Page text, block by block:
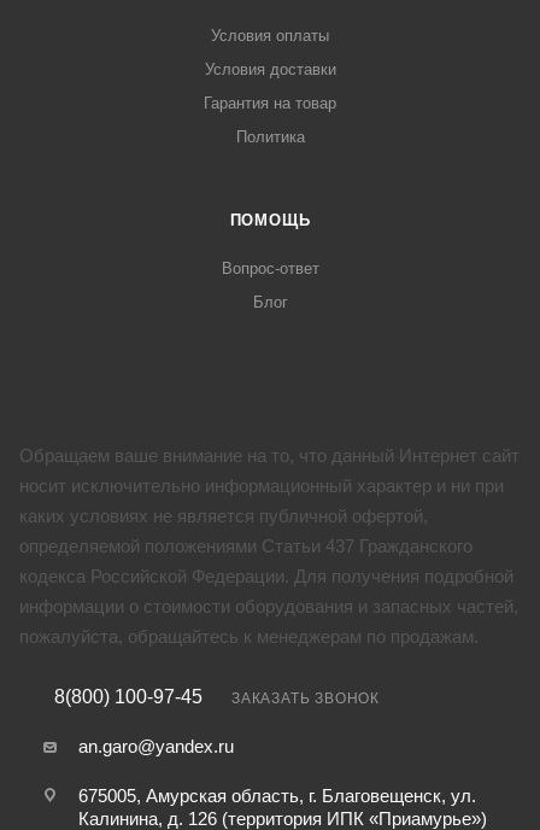
Условия оплаты
Условия доставки
Гарантия на товар
Политика
ПОМОЩЬ
Вопрос-ответ
Блог
Обращаем ваше внимание на то, что данный Интернет сайт
носит исключительно информационный характер и ни при
каких условиях не является публичной офертой,
определяемой положениями Статьи 437 Гражданского
кодекса Российской Федерации. Для получения подробной
информации о стоимости оборудования и запасных частей,
пожалуйста, обращайтесь к менеджерам по продажам.
8(800) 100-97-45 ЗАКАЗАТЬ ЗВОНОК
an.garo@yandex.ru
675005, Амурская область, г. Благовещенск, ул.
Калинина, д. 126 (территория ИПК «Приамурье»)